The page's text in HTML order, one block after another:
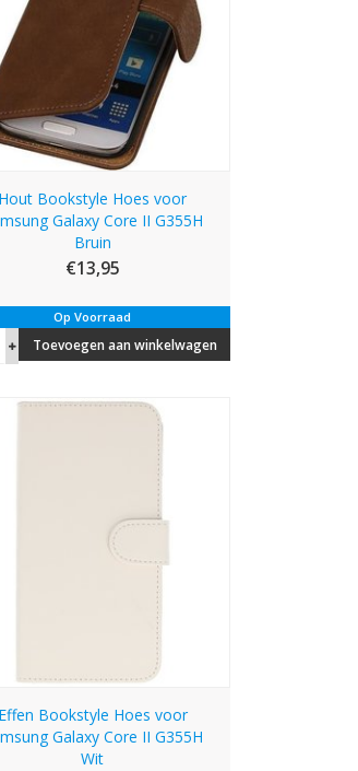
Hout Bookstyle Hoes voor
Galaxy Core II G355H
Bruin
€13,95
Op Voorraad
Toevoegen aan winkelwagen
Effen Bookstyle Hoes voor
Galaxy Core II G355H
Wit